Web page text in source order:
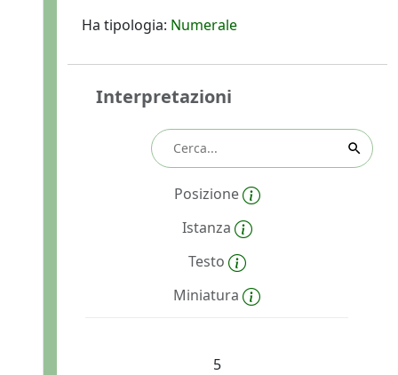
Ha tipologia: Numerale
Interpretazioni
Posizione
Istanza
Testo
Miniatura
5